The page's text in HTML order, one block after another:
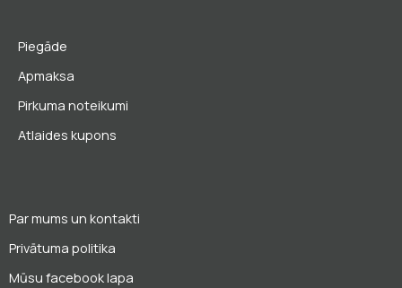
Piegāde
Apmaksa
Pirkuma noteikumi
Atlaides kupons
Par mums un kontakti
Privātuma politika
Mūsu facebook lapa